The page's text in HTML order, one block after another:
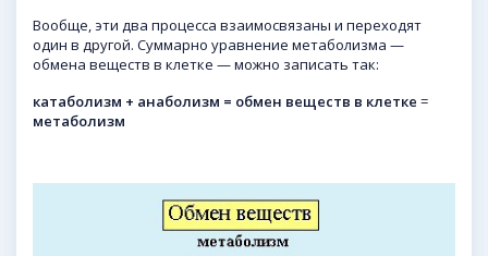
Вообще, эти два процесса взаимосвязаны и переходят
один в другой. Суммарно уравнение метаболизма —
обмена веществ в клетке — можно записать так:
катаболизм + анаболизм = обмен веществ в клетке =
метаболизм